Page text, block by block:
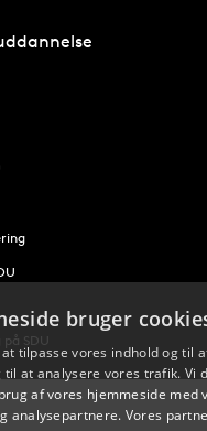
SDU
bruger
tilpasse vores indhold og til
at analysere vores trafik. Vi
af vores hjemmeside med
analysepartnere. Vores